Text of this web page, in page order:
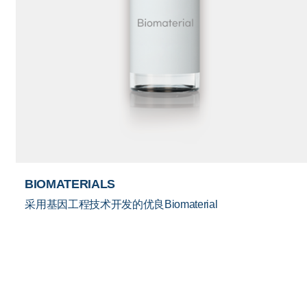
BIOMATERIALS
采用基因工程技术开发的优良Biomaterial